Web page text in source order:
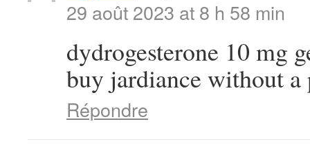
29 août 2023 at 8 h 58 min
dydrogesterone 10 mg
buy jardiance without
Répondre